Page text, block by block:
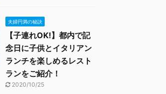
夫婦円満の秘訣
【子連れOK!】都内で記
念日に子供とイタリアン
ランチを楽しめるレスト
ランをご紹介！
2020/10/25